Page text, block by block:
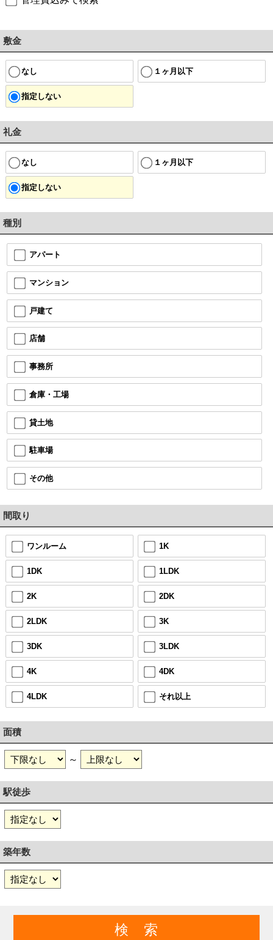
敷金
なし １ヶ月以下
指定しない
礼金
なし １ヶ月以下
指定しない
種別
アパート
マンション
戸建て
店舗
事務所
倉庫・工場
貸土地
駐車場
その他
間取り
ワンルーム 1K
1DK 1LDK
2K 2DK
2LDK 3K
3DK 3LDK
4K 4DK
4LDK それ以上
面積
～
駅徒歩
築年数